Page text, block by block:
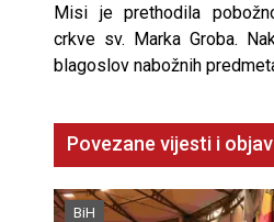
Misi je prethodila
crkve sv. Marka Groba.
blagoslov nabožnih
Povezane vijesti i
BiH